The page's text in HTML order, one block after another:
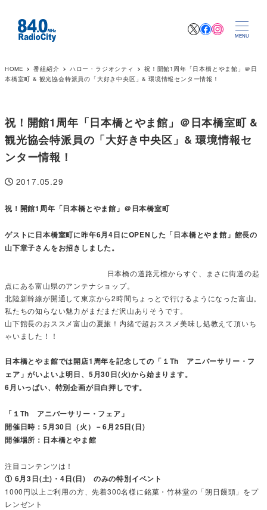
XFacebook
MENU
HOME 番組紹介 ハロー・ラジオシティ
祝！開館1周年「日本橋とやま館」＠日
本橋室町 & 観光協会特派員の「大好き中央区」& 環境情報センター情報！
祝！開館1周年「日本橋とやま館」＠日本橋室町 &
観光協会特派員の「大好き中央区」& 環境情報セ
ンター情報！
投稿日
2017.05.29
祝！開館1周年「日本橋とやま館」＠日本橋室町
ゲストに日本橋室町に昨年6月4日にOPENした「日本橋とやま館」館長の
山下章子さんをお招きしました。
日本橋の道路元標からすぐ、まさに街道の起
点にある富山県のアンテナショップ。
北陸新幹線が開通して東京から2時間ちょっとで行けるようになった富山。
私たちの知らない魅力がまだまだ沢山ありそうです。
山下館長のおススメ富山の夏旅！内緒で超おススメ美味し処教えて頂いち
ゃいました！！
日本橋とやま館では開店1周年を記念しての「１Th アニバーサリー・フ
ェア」がいよいよ明日、5月30日(火)から始まります。
6月いっぱい、特別企画が目白押しです。
「１Th アニバーサリー・フェア」
開催日時：5月30日（火）－6月25日(日)
開催場所：日本橋とやま館
注目コンテンツは！
① 6月3日(土)・4日(日) のみの特別イベント
1000円以上ご利用の方、先着300名様に銘菓・竹林堂の「朔日饅頭」をプ
レンゼント